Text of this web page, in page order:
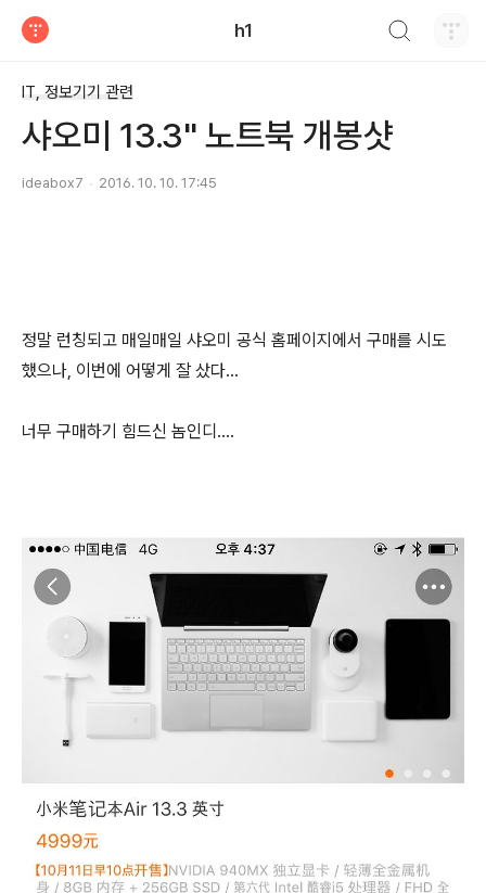
h1
IT, 정보기기 관련
샤오미 13.3" 노트북 개봉샷
ideabox7 2016. 10. 10. 17:45
정말 런칭되고 매일매일 샤오미 공식 홈페이지에서 구매를 시도
했으나, 이번에 어떻게 잘 샀다...
너무 구매하기 힘드신 놈인디....